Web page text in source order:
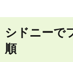
シドニーで
順